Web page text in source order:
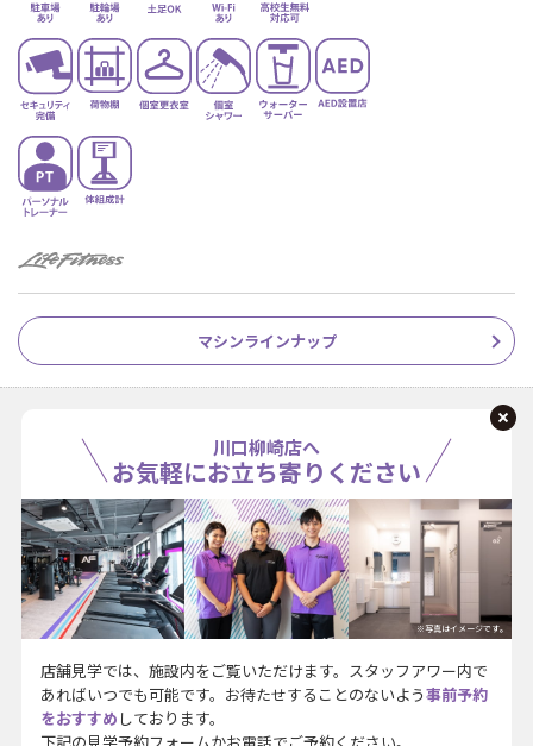
マシンラインナップ
川口柳崎店へ
お気軽にお立ち寄りください
※写真はイメージです。
店舗見学では、施設内をご覧いただけます。スタッフアワー内で
あればいつでも可能です。お待たせすることのないよう事前予約
をおすすめ しております。
下記の見学予約フォームかお電話でご予約ください。